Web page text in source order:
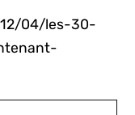
04/les-30-